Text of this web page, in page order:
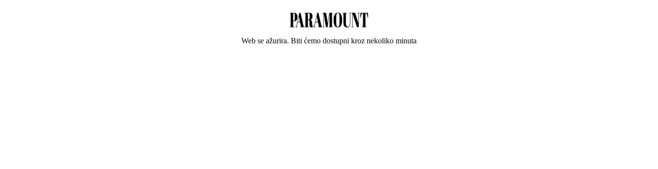
Web se ažurira. Biti ćemo dostupni kroz nekoliko minuta